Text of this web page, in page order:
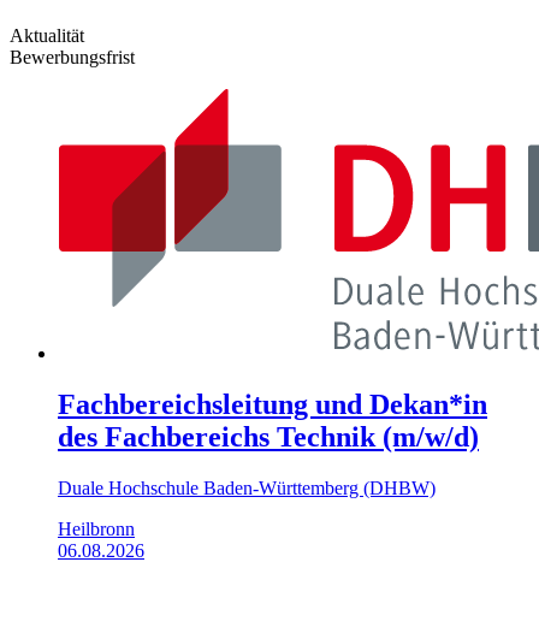
Aktualität
Bewerbungsfrist
Fachbereichsleitung und Dekan*in
des Fachbereichs Technik (m/w/d)
Duale Hochschule Baden-Württemberg (DHBW)
Heilbronn
06.08.2026